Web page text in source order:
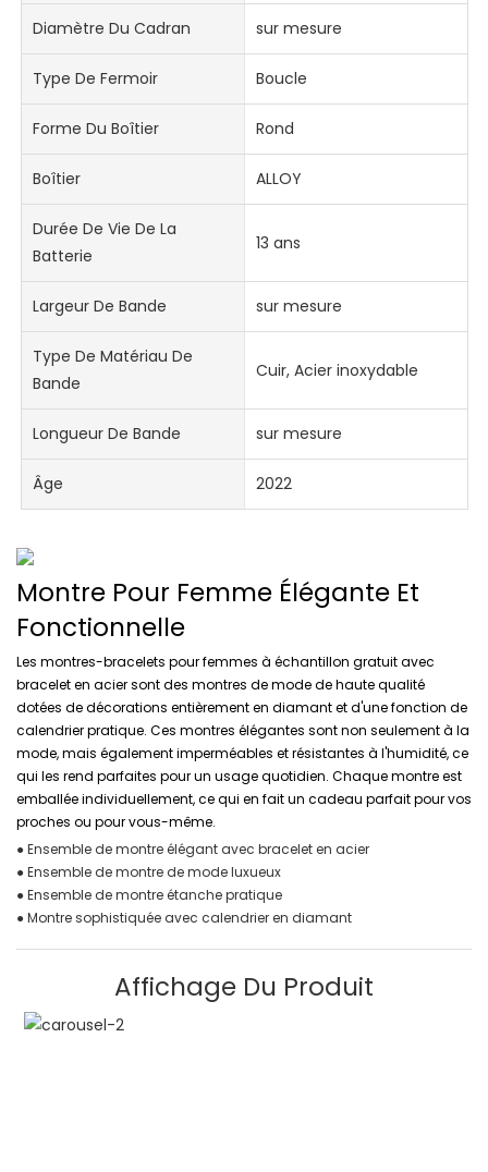
Diamètre Du Cadran sur mesure
Type De Fermoir Boucle
Forme Du Boîtier Rond
Boîtier ALLOY
Durée De Vie De La
Batterie
13 ans
Largeur De Bande sur mesure
Type De Matériau De
Bande
Cuir, Acier inoxydable
Longueur De Bande sur mesure
Âge 2022
Montre Pour Femme Élégante Et
Fonctionnelle
Les montres-bracelets pour femmes à échantillon gratuit avec
bracelet en acier sont des montres de mode de haute qualité
dotées de décorations entièrement en diamant et d'une fonction de
calendrier pratique. Ces montres élégantes sont non seulement à la
mode, mais également imperméables et résistantes à l'humidité, ce
qui les rend parfaites pour un usage quotidien. Chaque montre est
emballée individuellement, ce qui en fait un cadeau parfait pour vos
proches ou pour vous-même.
● Ensemble de montre élégant avec bracelet en acier
● Ensemble de montre de mode luxueux
● Ensemble de montre étanche pratique
● Montre sophistiquée avec calendrier en diamant
Affichage Du Produit